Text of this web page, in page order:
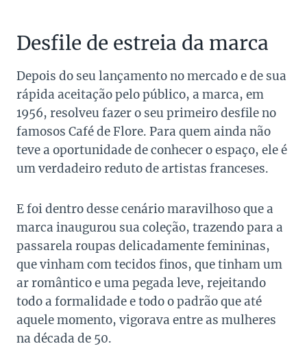
Desfile de estreia da marca
Depois do seu lançamento no mercado e de sua
rápida aceitação pelo público, a marca, em
1956, resolveu fazer o seu primeiro desfile no
famosos Café de Flore. Para quem ainda não
teve a oportunidade de conhecer o espaço, ele é
um verdadeiro reduto de artistas franceses.
E foi dentro desse cenário maravilhoso que a
marca inaugurou sua coleção, trazendo para a
passarela roupas delicadamente femininas,
que vinham com tecidos finos, que tinham um
ar romântico e uma pegada leve, rejeitando
todo a formalidade e todo o padrão que até
aquele momento, vigorava entre as mulheres
na década de 50.